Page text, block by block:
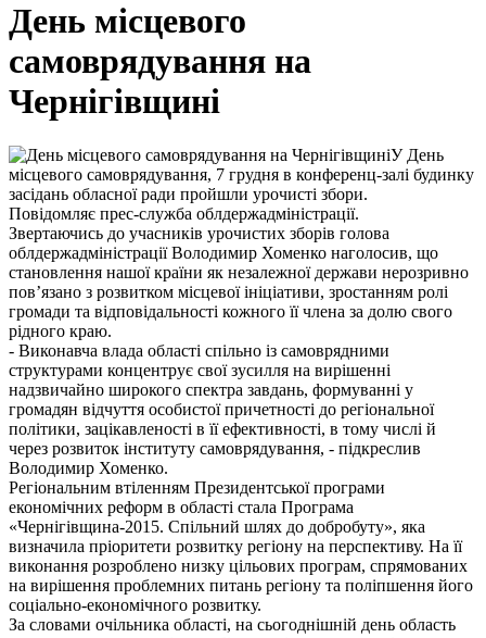
День місцевого
самоврядування на
Чернігівщині
У День
місцевого самоврядування, 7 грудня в конференц-залі будинку
засідань обласної ради пройшли урочисті збори.
Повідомляє прес-служба облдержадміністрації.
Звертаючись до учасників урочистих зборів голова
облдержадміністрації Володимир Хоменко наголосив, що
становлення нашої країни як незалежної держави нерозривно
пов’язано з розвитком місцевої ініціативи, зростанням ролі
громади та відповідальності кожного її члена за долю свого
рідного краю.
- Виконавча влада області спільно із самоврядними
структурами концентрує свої зусилля на вирішенні
надзвичайно широкого спектра завдань, формуванні у
громадян відчуття особистої причетності до регіональної
політики, зацікавленості в її ефективності, в тому числі й
через розвиток інституту самоврядування, - підкреслив
Володимир Хоменко.
Регіональним втіленням Президентської програми
економічних реформ в області стала Програма
«Чернігівщина-2015. Спільний шлях до добробуту», яка
визначила пріоритети розвитку регіону на перспективу. На її
виконання розроблено низку цільових програм, спрямованих
на вирішення проблемних питань регіону та поліпшення його
соціально-економічного розвитку.
За словами очільника області, на сьогоднішній день область